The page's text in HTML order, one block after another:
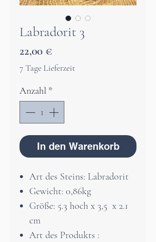
Labradorit 3
22,00 €
7 Tage Lieferzeit
Anzahl *
In den Warenkorb
Art des Steins: Labradorit
Gewicht: 0,86kg
Größe: 5.3 hoch x 3,5 x 2.1
cm
Art des Produkts :